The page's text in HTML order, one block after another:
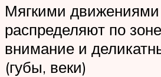
Мягкими
распределяют по
внимание и
(губы, веки)